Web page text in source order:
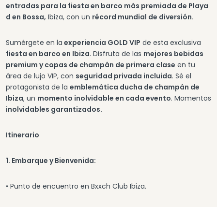
entradas para la fiesta en barco más premiada de Playa
d en Bossa, Ibiza, con un récord mundial de diversión.
Sumérgete en la experiencia GOLD VIP de esta exclusiva
fiesta en barco en Ibiza. Disfruta de las mejores bebidas
premium y copas de champán de primera clase en tu
área de lujo VIP, con seguridad privada incluida. Sé el
protagonista de la emblemática ducha de champán de
Ibiza, un momento inolvidable en cada evento. Momentos
inolvidables garantizados.
Itinerario
1. Embarque y Bienvenida:
• Punto de encuentro en Bxxch Club Ibiza.